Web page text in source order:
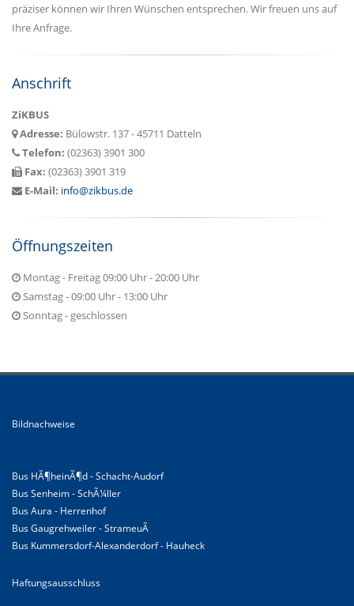
präziser können wir Ihren Wünschen entsprechen. Wir freuen uns auf
Ihre Anfrage.
Anschrift
ZiKBUS
Adresse: Bülowstr. 137 - 45711 Datteln
Telefon: (02363) 3901 300
Fax: (02363) 3901 319
E-Mail: info@zikbus.de
Öffnungszeiten
Montag - Freitag 09:00 Uhr - 20:00 Uhr
Samstag - 09:00 Uhr - 13:00 Uhr
Sonntag - geschlossen
Bildnachweise
Bus HÃ¶heinÃ¶d - Schacht-Audorf
Bus Senheim - SchÃ¼ller
Bus Aura - Herrenhof
Bus Gaugrehweiler - StrameuÃ
Bus Kummersdorf-Alexanderdorf - Hauheck
Haftungsausschluss